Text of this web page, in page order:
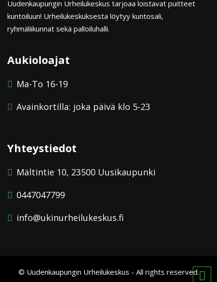
Uudenkaupungin Urheilukeskus tarjoaa loistavat puitteet
kuntoiluun! Urheilukeskuksesta löytyy kuntosali,
ryhmäliikunnat sekä palloiluhalli.
Aukioloajat
Ma-To 16-19
Avainkortilla: joka päivä klo 5-23
Yhteystiedot
Mältintie 10, 23500 Uusikaupunki
0447047799
info@ukinurheilukeskus.fi
© Uudenkaupungin Urheilukeskus - All rights reserved.